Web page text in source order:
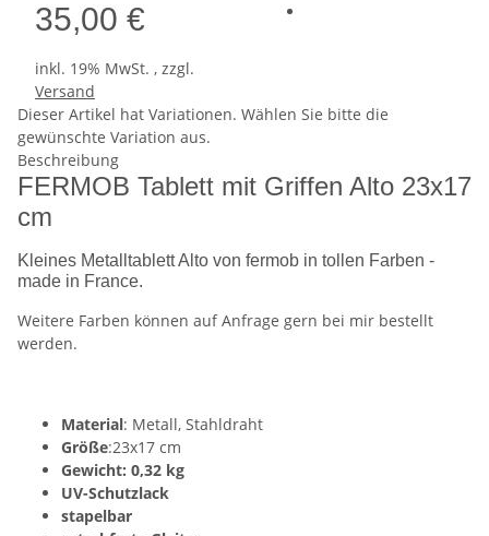
35,00 €
inkl. 19% MwSt. , zzgl.
Versand
x
Dieser Artikel hat Variationen. Wählen Sie bitte die
gewünschte Variation aus.
Beschreibung
FERMOB Tablett mit Griffen Alto 23x17
cm
Kleines Metalltablett Alto von fermob in tollen Farben -
made in France.
Weitere Farben können auf Anfrage gern bei mir bestellt
werden.
Material: Metall, Stahldraht
Größe:23x17 cm
Gewicht: 0,32 kg
UV-Schutzlack
stapelbar